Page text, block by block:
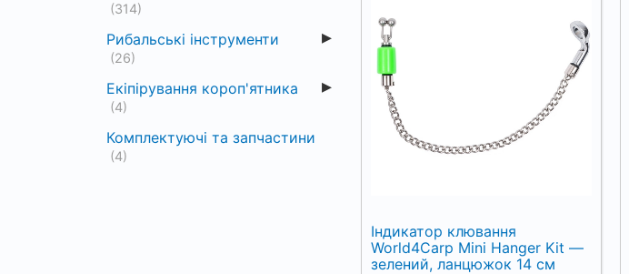
(314)
Рибальські інструменти
(26)
Екіпірування короп'ятника
(4)
Комплектуючі та запчастини
(4)
Індикатор клювання
World4Carp Mini Hanger Kit —
зелений, ланцюжок 14 см